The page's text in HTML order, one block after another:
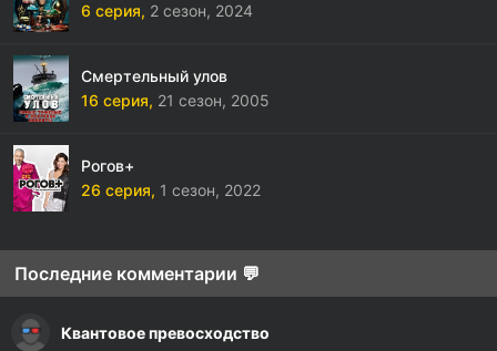
6 серия, 2 сезон, 2024
Смертельный улов
16 серия, 21 сезон, 2005
Рогов+
26 серия, 1 сезон, 2022
Последние комментарии 💬
Квантовое превосходство